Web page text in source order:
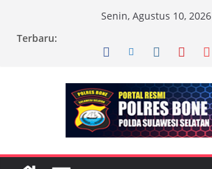
Senin, Agustus 10, 2026
Terbaru: